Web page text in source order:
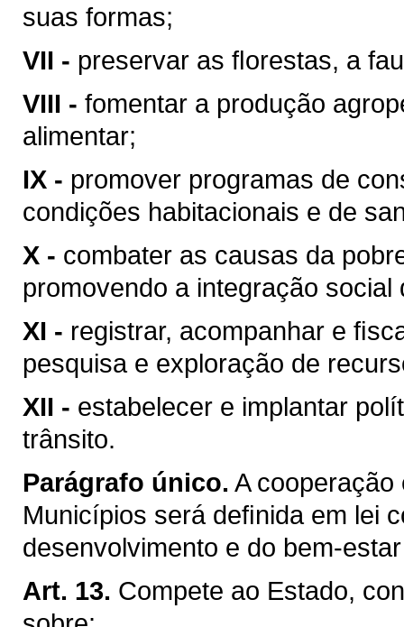
suas formas;
VII - preservar as ﬂorestas, a
VIII - fomentar a produção
alimentar;
IX - promover programas de
condições habitacionais e de
X - combater as causas da
promovendo a integração
XI - registrar, acompanhar e
pesquisa e exploração de
XII - estabelecer e implantar
trânsito.
Parágrafo único. A cooperação
Municípios será deﬁnida em lei
desenvolvimento e do bem-
Art. 13. Compete ao Estado,